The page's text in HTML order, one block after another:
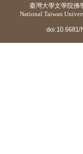
臺灣大學文學院佛
National Taiwan
doi:10.6681/